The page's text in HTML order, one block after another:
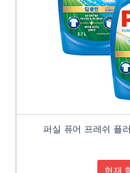
퍼실 퓨어 프레쉬 플